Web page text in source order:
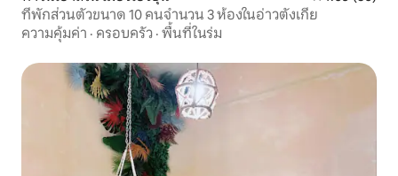
ที่พักส่วนตัวขนาด 10 คนจำนวน 3 ห้องในอ่าวตังเกี๋ย
ความคุ้มค่า · ครอบครัว · พื้นที่ในร่ม